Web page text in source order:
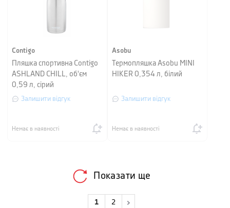
Contigo
Пляшка спортивна Contigo
ASHLAND CHILL, об'єм
0,59 л, сірий
Залишити відгук
Немає в наявності
Asobu
Термопляшка Asobu MINI
HIKER 0,354 л, білий
Залишити відгук
Немає в наявності
Показати ще
1 2